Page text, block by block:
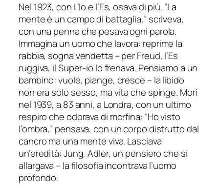
Nel 1923, con L’Io e l’Es, osava di più. “La
mente è un campo di battaglia,” scriveva,
con una penna che pesava ogni parola.
Immagina un uomo che lavora: reprime la
rabbia, sogna vendetta – per Freud, l’Es
ruggiva, il Super-io lo frenava. Pensiamo a un
bambino: vuole, piange, cresce – la libido
non era solo sesso, ma vita che spinge. Morì
nel 1939, a 83 anni, a Londra, con un ultimo
respiro che odorava di morfina: “Ho visto
l’ombra,” pensava, con un corpo distrutto dal
cancro ma una mente viva. Lasciava
un’eredità: Jung, Adler, un pensiero che si
allargava – la filosofia incontrava l’uomo
profondo.